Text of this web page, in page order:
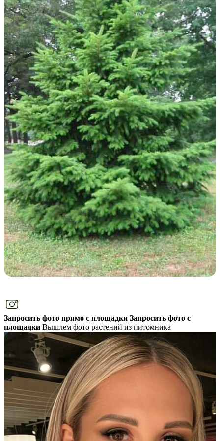
Запросить фото прямо с площадки Запросить фото с
площадки Вышлем фото растений из питомника